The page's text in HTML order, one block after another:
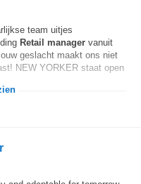
team uitjes
Retail manager vanuit
geslacht maakt ons niet
NEW YORKER staat open